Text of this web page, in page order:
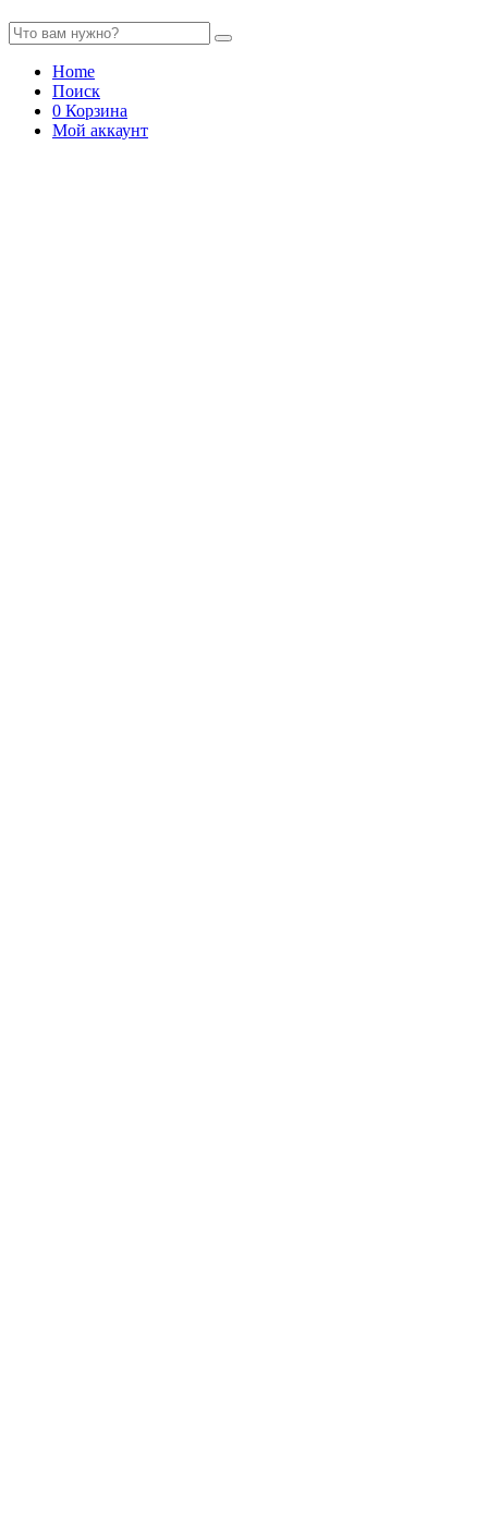
Home
Поиск
0 Корзина
Мой аккаунт